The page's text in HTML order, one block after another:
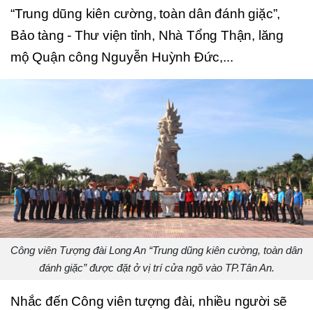
“Trung dũng kiên cường, toàn dân đánh giặc”,
Bảo tàng - Thư viện tỉnh, Nhà Tổng Thận, lăng
mộ Quận công Nguyễn Huỳnh Đức,...
Công viên Tượng đài Long An “Trung dũng kiên cường, toàn dân
đánh giặc” được đặt ở vị trí cửa ngõ vào TP.Tân An.
Nhắc đến Công viên tượng đài, nhiều người sẽ